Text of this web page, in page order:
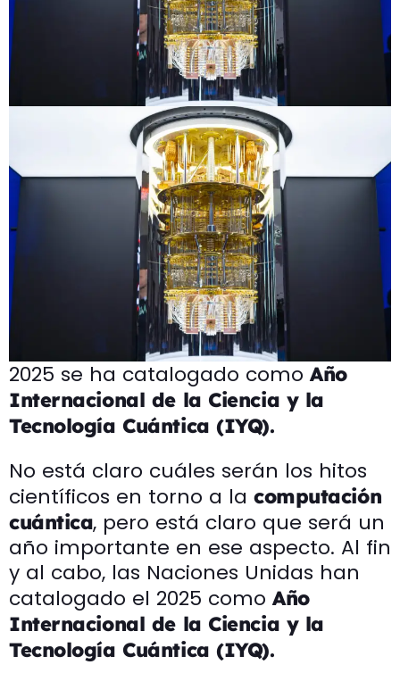
2025 se ha catalogado como Año
Internacional de la Ciencia y la
Tecnología Cuántica (IYQ).
No está claro cuáles serán los hitos
científicos en torno a la computación
cuántica, pero está claro que será un
año importante en ese aspecto. Al fin
y al cabo, las Naciones Unidas han
catalogado el 2025 como Año
Internacional de la Ciencia y la
Tecnología Cuántica (IYQ).